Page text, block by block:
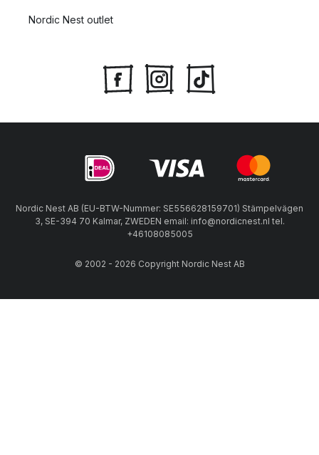
Nordic Nest outlet
Nordic Nest AB (EU-BTW-Nummer: SE556628159701) Stämpelvägen
3, SE-394 70 Kalmar, ZWEDEN email: info@nordicnest.nl tel.
+46108085005
© 2002 - 2026 Copyright Nordic Nest AB